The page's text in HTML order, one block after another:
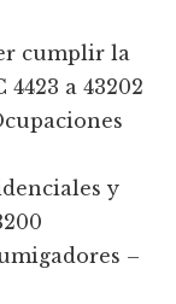
cumplir la
a 43202
y
–